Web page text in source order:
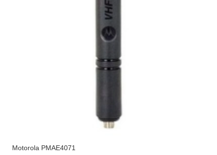
Motorola PMAE4071